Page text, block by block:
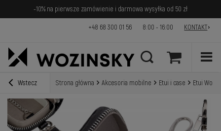
-10% na pierwsze zamówienie i darmowa wysyłka od 50 zł
+48 68 300 01 56 8:00 - 16:00 KONTAKT
Wstecz Strona główna Akcesoria mobilne Etui i case Etui